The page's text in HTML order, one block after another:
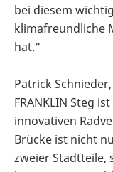
bei diesem
klimafreundliche
hat.“
Patrick
FRANKLIN Steg
innovativen
Brücke ist nicht
zweier Stadtteile,